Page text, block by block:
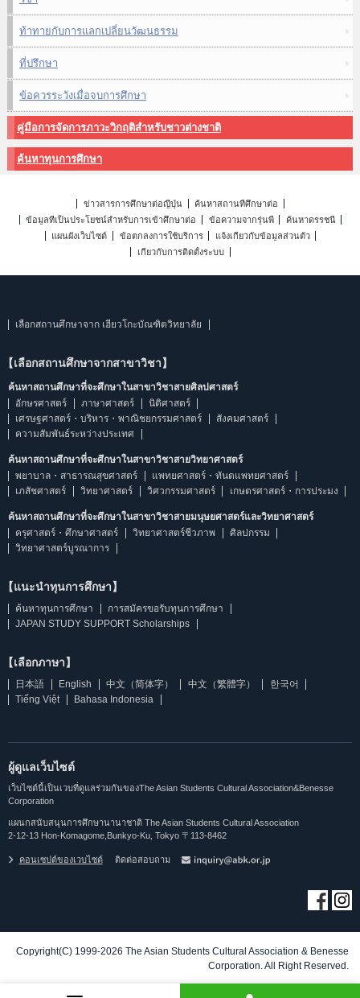
ท้าทายกับการแลกเปลี่ยนวัฒนธรรม
ที่ปรึกษา
ข้อควรระวังเมื่อจบการศึกษา
คู่มือการจัดการภาวะวิกฤติสำหรับชาวต่างชาติ
ค้นหาทุนการศึกษา
ข่าวสารการศึกษาต่อญี่ปุ่น
ค้นหาสถานที่ศึกษาต่อ
ข้อมูลที่เป็นประโยชน์สำหรับการเข้าศึกษาต่อ
ข้อความจากรุ่นพี่
ค้นหาดรรชนี
แผนผังเว็บไซต์
ข้อตกลงการใช้บริการ
แจ้งเกี่ยวกับข้อมูลส่วนตัว
เกี่ยวกับการติดตั้งระบบ
เลือกสถานศึกษาจาก เฮียวโกะบัณฑิตวิทยาลัย
【เลือกสถานศึกษาจากสาขาวิชา】
ค้นหาสถานศึกษาที่จะศึกษาในสาขาวิชาสายศิลปศาสตร์
อักษรศาสตร์
ภาษาศาสตร์
นิติศาสตร์
เศรษฐศาสตร์・บริหาร・พาณิชยกรรมศาสตร์
สังคมศาสตร์
ความสัมพันธ์ระหว่างประเทศ
ค้นหาสถานศึกษาที่จะศึกษาในสาขาวิชาสายวิทยาศาสตร์
พยาบาล・สาธารณสุขศาสตร์
แพทยศาสตร์・ทันตแพทยศาสตร์
เภสัชศาสตร์
วิทยาศาสตร์ วิศวกรรมศาสตร์ เกษตรศาสตร์・การประมง
ค้นหาสถานศึกษาที่จะศึกษาในสาขาวิชาสายมนุษยศาสตร์และวิทยาศาสตร์
ครุศาสตร์・ศึกษาศาสตร์
วิทยาศาสตร์ชีวภาพ
ศิลปกรรม
วิทยาศาสตร์บูรณาการ
【แนะนำทุนการศึกษา】
ค้นหาทุนการศึกษา
การสมัครขอรับทุนการศึกษา
JAPAN STUDY SUPPORT Scholarships
【เลือกภาษา】
日本語 English 中文（简体字） 中文（繁體字）
한국어
Tiếng Việt
Bahasa Indonesia
ผู้ดูแลเว็บไซต์
เว็บไซต์นี้เป็นเวบที่ดูแลร่วมกันของThe Asian Students Cultural Association&Benesse
Corporation
แผนกสนับสนุนการศึกษานานาชาติ The Asian Students Cultural Association
2-12-13 Hon-Komagome,Bunkyo-Ku, Tokyo 〒113-8462
คอนเซปต์ของเวบไซต์ ติดต่อสอบถาม
Copyright(C) 1999-2026 The Asian Students Cultural Association & Benesse
Corporation. All Right Reserved.